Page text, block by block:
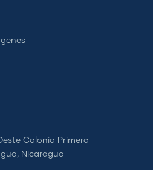
Colonia Primero
Nicaragua